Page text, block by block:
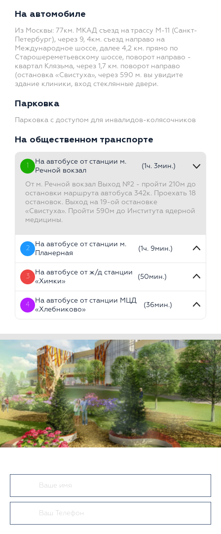
На автомобиле
Из Москвы: 77км. МКАД съезд на трассу М-11 (Санкт-
Петербург), через 9, 4км. съезд направо на
Международное шоссе, далее 4,2 км. прямо по
Старошереметьевскому шоссе, поворот направо -
квартал Клязьма, через 1,7 км. поворот направо
(остановка «Свистуха», через 590 м. вы увидите
здание клиники, вход стеклянные двери.
Парковка
Парковка с доступом для инвалидов-колясочников
На общественном транспорте
1
На автобусе от станции м.
Речной вокзал
(1ч. 3мин.)
От м. Речной вокзал Выход №2 - пройти 210м до
остановки маршрута автобуса 342к. Проехать 18
остановок. Выход на 19-ой остановке
«Свистуха». Пройти 590м до Института ядерной
медицины.
2
На автобусе от станции м.
Планерная
(1ч. 9мин.)
3
На автобусе от ж/д станции
«Химки»
(50мин.)
4
На автобусе от станции МЦД
«Хлебниково»
(36мин.)